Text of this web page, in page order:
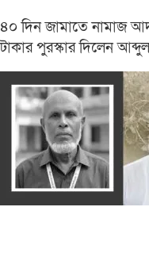
৪০ দিন জামাতে নামাজ
টাকার পুরস্কার দিলেন